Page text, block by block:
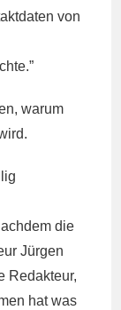
von
warum
die
Jürgen
Redakteur,
hat was